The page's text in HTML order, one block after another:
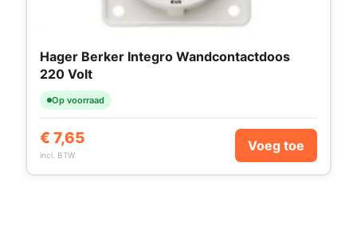
Hager Berker Integro Wandcontactdoos
220 Volt
Op voorraad
€ 7,65
incl. BTW
Voeg toe